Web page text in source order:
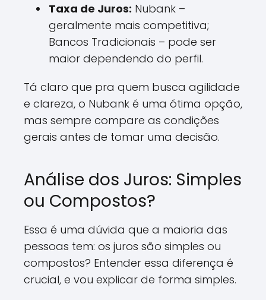
Taxa de Juros: Nubank –
geralmente mais competitiva;
Bancos Tradicionais – pode ser
maior dependendo do perfil.
Tá claro que pra quem busca agilidade
e clareza, o Nubank é uma ótima opção,
mas sempre compare as condições
gerais antes de tomar uma decisão.
Análise dos Juros: Simples
ou Compostos?
Essa é uma dúvida que a maioria das
pessoas tem: os juros são simples ou
compostos? Entender essa diferença é
crucial, e vou explicar de forma simples.